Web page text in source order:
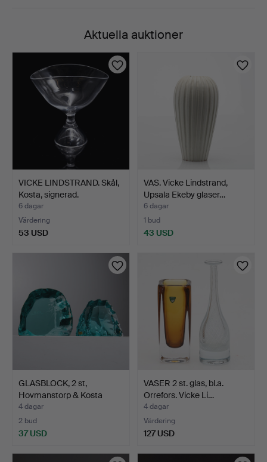
Aktuella auktioner
VICKE LINDSTRAND. Skål,
Kosta, signerad.
6 dagar
Värdering
53 USD
VAS. Vicke Lindstrand,
Upsala Ekeby glaser…
6 dagar
1 bud
43 USD
GLASBLOCK, 2 st,
Hovmanstorp & Kosta
(Vick…
4 dagar
2 bud
37 USD
VASER 2 st. glas, bl.a.
Orrefors. Vicke Li…
4 dagar
Värdering
127 USD